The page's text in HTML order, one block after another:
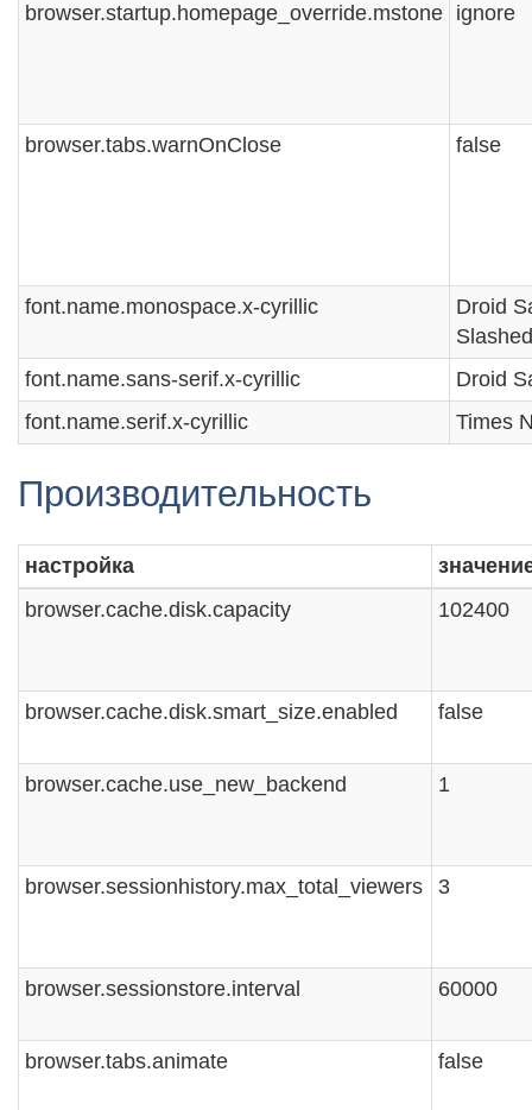
browser.startup.homepage_override.mstone ignore
browser.tabs.warnOnClose false
font.name.monospace.x-cyrillic
Droid
Slashed
font.name.sans-serif.x-cyrillic
Droid
font.name.serif.x-cyrillic
Times
Производительность
настройка
browser.cache.disk.capacity
102400
browser.cache.disk.smart_size.enabled false
browser.cache.use_new_backend 1
browser.sessionhistory.max_total_viewers 3
browser.sessionstore.interval 60000
browser.tabs.animate false